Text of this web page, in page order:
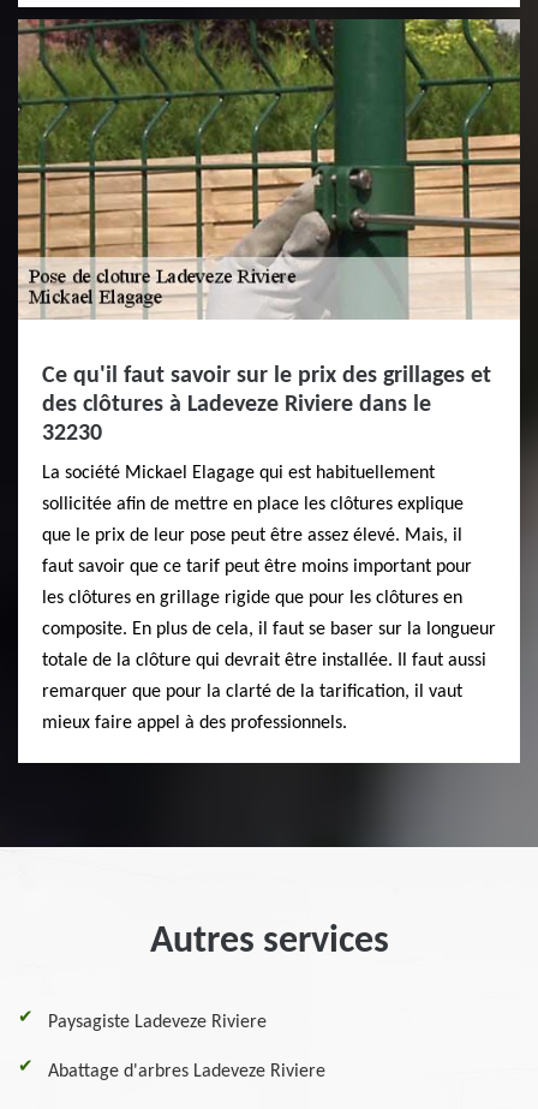
Ce qu'il faut savoir sur le prix des grillages et
des clôtures à Ladeveze Riviere dans le
32230
La société Mickael Elagage qui est habituellement
sollicitée afin de mettre en place les clôtures explique
que le prix de leur pose peut être assez élevé. Mais, il
faut savoir que ce tarif peut être moins important pour
les clôtures en grillage rigide que pour les clôtures en
composite. En plus de cela, il faut se baser sur la longueur
totale de la clôture qui devrait être installée. Il faut aussi
remarquer que pour la clarté de la tarification, il vaut
mieux faire appel à des professionnels.
Autres services
Paysagiste Ladeveze Riviere
Abattage d'arbres Ladeveze Riviere